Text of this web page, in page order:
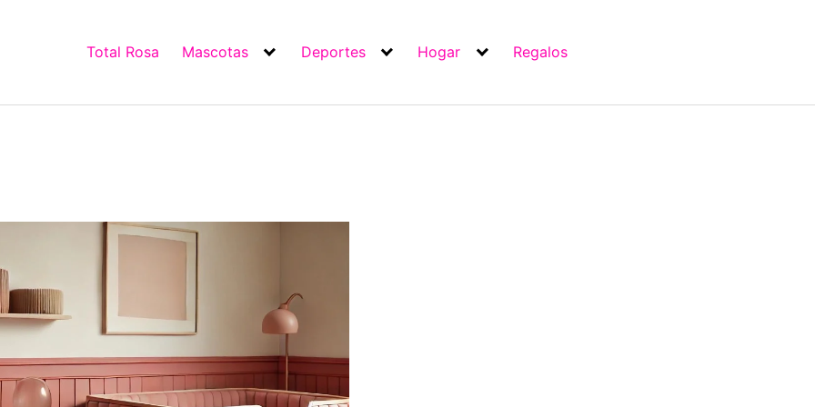
Total Rosa Mascotas Deportes Hogar Regalos